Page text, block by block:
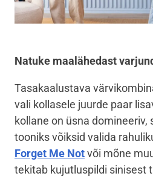
Natuke maalähedast
Tasakaalustava
vali kollasele juurde paar
kollane on üsna
tooniks võiksid valida
Forget Me Notvõi mõne
tekitab kujutluspildi sinisest